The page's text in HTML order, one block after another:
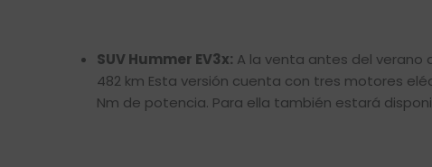
SUV Hummer EV3x: A la venta antes del verano
482 km Esta versión cuenta con tres motores
Nm de potencia. Para ella también estará